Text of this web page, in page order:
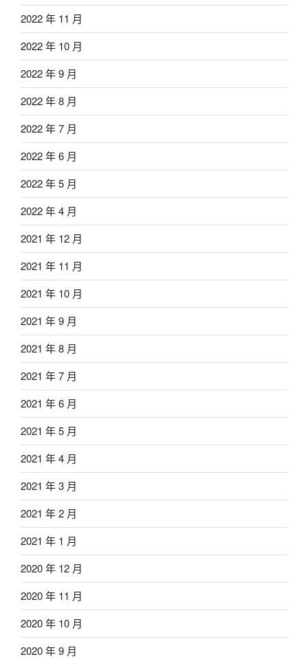
2022 年 11 月
2022 年 10 月
2022 年 9 月
2022 年 8 月
2022 年 7 月
2022 年 6 月
2022 年 5 月
2022 年 4 月
2021 年 12 月
2021 年 11 月
2021 年 10 月
2021 年 9 月
2021 年 8 月
2021 年 7 月
2021 年 6 月
2021 年 5 月
2021 年 4 月
2021 年 3 月
2021 年 2 月
2021 年 1 月
2020 年 12 月
2020 年 11 月
2020 年 10 月
2020 年 9 月